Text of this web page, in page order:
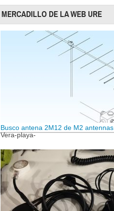
MERCADILLO DE LA WEB URE
Busco antena 2M12 de M2 antennas
Vera-playa-